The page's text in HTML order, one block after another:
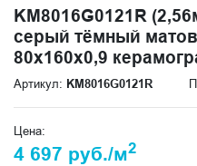
KM8016G0121R
серый тёмный
80x160x0,9
Артикул: KM8016G0121R
Цена:
4 697 руб./м2